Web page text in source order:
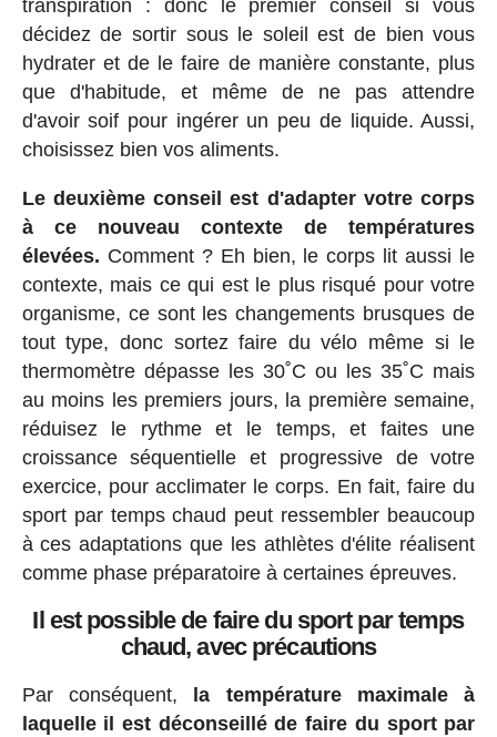
transpiration : donc le premier conseil si vous
décidez de sortir sous le soleil est de bien vous
hydrater et de le faire de manière constante, plus
que d'habitude, et même de ne pas attendre
d'avoir soif pour ingérer un peu de liquide. Aussi,
choisissez bien vos aliments.
Le deuxième conseil est d'adapter votre corps
à ce nouveau contexte de températures
élevées. Comment ? Eh bien, le corps lit aussi le
contexte, mais ce qui est le plus risqué pour votre
organisme, ce sont les changements brusques de
tout type, donc sortez faire du vélo même si le
thermomètre dépasse les 30˚C ou les 35˚C mais
au moins les premiers jours, la première semaine,
réduisez le rythme et le temps, et faites une
croissance séquentielle et progressive de votre
exercice, pour acclimater le corps. En fait, faire du
sport par temps chaud peut ressembler beaucoup
à ces adaptations que les athlètes d'élite réalisent
comme phase préparatoire à certaines épreuves.
Il est possible de faire du sport par temps
chaud, avec précautions
Par conséquent,
la température maximale à
laquelle il est déconseillé de faire du sport par